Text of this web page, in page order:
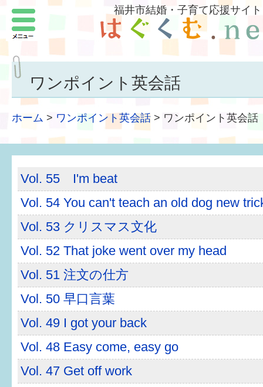
福井市結婚・子育て応援サイト
ワンポイント英会話
ホーム > ワンポイント英会話 > ワンポイント英会話
Vol. 55 I'm beat
Vol. 54 You can't teach an old dog new
Vol. 53 クリスマス文化
Vol. 52 That joke went over my head
Vol. 51 注文の仕方
Vol. 50 早口言葉
Vol. 49 I got your back
Vol. 48 Easy come, easy go
Vol. 47 Get off work
メニュー
結婚したい
子どもがほしい
子どもを育てよう
もしものときの緊急連絡先
届出・手当・助成
健診・予防接種
仲間づくり・遊び場
子どもを預けたい
入園・入学
相談したい